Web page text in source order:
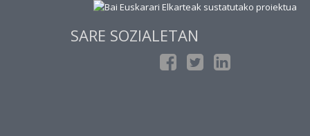
SARE SOZIALETAN